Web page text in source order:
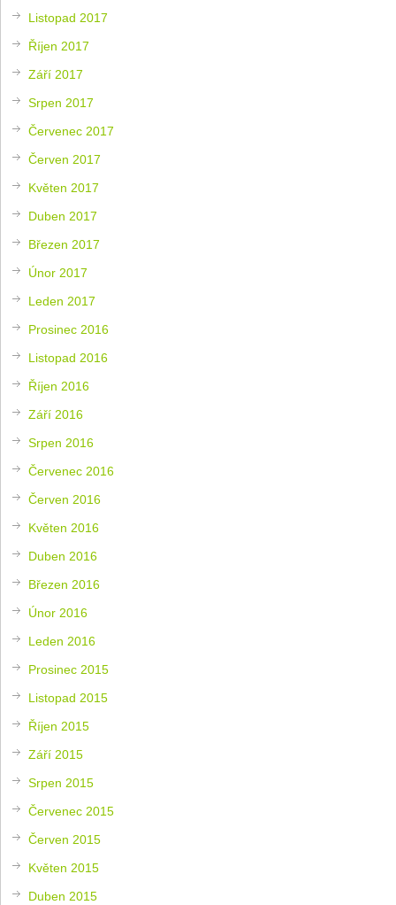
Listopad 2017
Říjen 2017
Září 2017
Srpen 2017
Červenec 2017
Červen 2017
Květen 2017
Duben 2017
Březen 2017
Únor 2017
Leden 2017
Prosinec 2016
Listopad 2016
Říjen 2016
Září 2016
Srpen 2016
Červenec 2016
Červen 2016
Květen 2016
Duben 2016
Březen 2016
Únor 2016
Leden 2016
Prosinec 2015
Listopad 2015
Říjen 2015
Září 2015
Srpen 2015
Červenec 2015
Červen 2015
Květen 2015
Duben 2015